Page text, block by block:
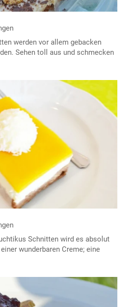
werden vor allem gebacken
Sehen toll aus und schmecken
Schnitten wird es absolut
wunderbaren Creme; eine